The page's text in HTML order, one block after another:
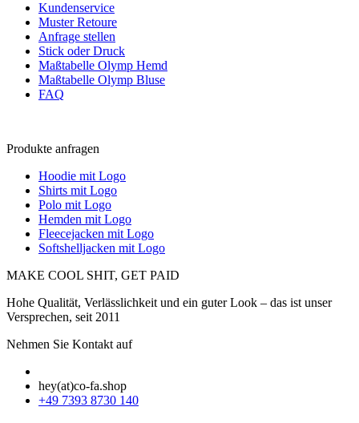
Kundenservice
Muster Retoure
Anfrage stellen
Stick oder Druck
Maßtabelle Olymp Hemd
Maßtabelle Olymp Bluse
FAQ
Produkte anfragen
Hoodie mit Logo
Shirts mit Logo
Polo mit Logo
Hemden mit Logo
Fleecejacken mit Logo
Softshelljacken mit Logo
MAKE COOL SHIT, GET PAID
Hohe Qualität, Verlässlichkeit und ein guter Look – das ist unser
Versprechen, seit 2011
Nehmen Sie Kontakt auf
hey(at)co-fa.shop
+49 7393 8730 140